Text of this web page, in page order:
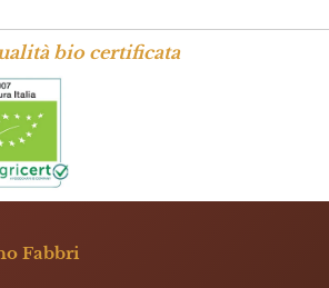
bio certificata
Fabbri